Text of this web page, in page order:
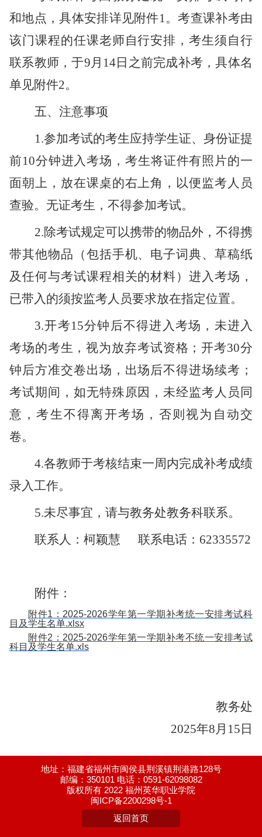
和地点，具体安排详见附件1。考查课补考由
该门课程的任课老师自行安排，考生须自行
联系教师，于9月14日之前完成补考 ，具体名
单见附件2。
五、注意事项
1.参加考试的考生应持学生证、身份证提
前10分钟进入考场，考生将证件有照片的一
面朝上，放在课桌的右上角，以便监考人员
查验。无证考生，不得参加考试。
2.除考试规定可以携带的物品外，不得携
带其他物品（包括手机、电子词典、草稿纸
及任何与考试课程相关的材料）进入考场，
已带入的须按监考人员要求放在指定位置。
3.开考15分钟后不得进入考场，未进入
考场的考生，视为放弃考试资格；开考30分
钟后方准交卷出场，出场后不得进场续考；
考试期间，如无特殊原因，未经监考人员同
意，考生不得离开考场，否则视为自动交
卷。
4.各教师于考核结束一周内完成补考成绩
录入工作。
5.未尽事宜，请与教务处教务科联系。
联系人：柯颖慧 联系电话：62335572
附件：
附件1：2025-2026学年第一学期补考统一安排考试科
目及学生名单.xlsx
附件2：2025-2026学年第一学期补考不统一安排考试
科目及学生名单.xls
教务处
2025年8月15日
地址：福建省福州市闽侯县荆溪镇荆港路128号
邮编：350101 电话：0591-62098082
版权所有 2022 福州英华职业学院
闽ICP备2200298号-1
返回首页